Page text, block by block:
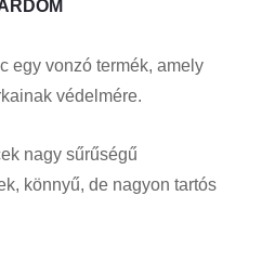
egy vonzó termék, amely
védelmére.
nagy sűrűségű
könnyű, de nagyon tartós